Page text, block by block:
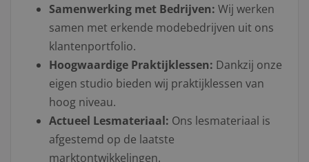
Samenwerking met Bedrijven: Wij werken
samen met erkende modebedrijven uit ons
klantenportfolio.
Hoogwaardige Praktijklessen: Dankzij onze
eigen studio bieden wij praktijklessen van
hoog niveau.
Actueel Lesmateriaal: Ons lesmateriaal is
afgestemd op de laatste
marktontwikkelingen.